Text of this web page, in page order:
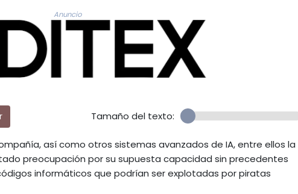
Anuncio
Tamaño del texto:
así como otros sistemas avanzados de IA, entre ellos la
preocupación por su supuesta capacidad sin precedentes
informáticos que podrían ser explotadas por piratas